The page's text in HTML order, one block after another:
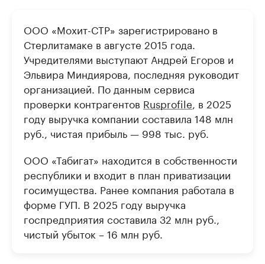
ООО «Мохит-СТР» зарегистрировано в
Стерлитамаке в августе 2015 года.
Учредителями выступают Андрей Егоров и
Эльвира Миндиярова, последняя руководит
организацией. По данным сервиса
проверки контрагентов Rusprofile, в 2025
году выручка компании составила 148 млн
руб., чистая прибыль — 998 тыс. руб.
ООО «Табигат» находится в собственности
республики и входит в план приватизации
госимущества. Ранее компания работала в
форме ГУП. В 2025 году выручка
госпредприятия составила 32 млн руб.,
чистый убыток – 16 млн руб.